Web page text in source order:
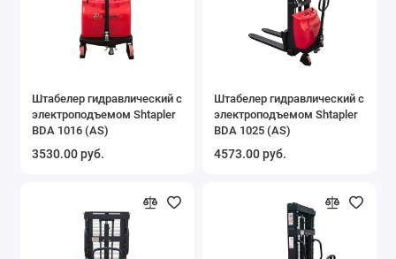
Штабелер гидравлический с
электроподъемом Shtapler
BDA 1016 (AS)
3530.00 руб.
Штабелер гидравлический с
электроподъемом Shtapler
BDA 1025 (AS)
4573.00 руб.